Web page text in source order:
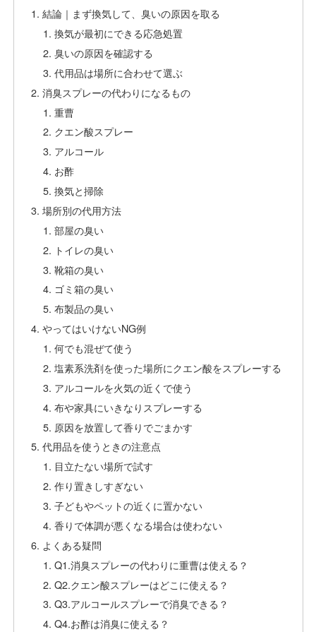
結論｜まず換気して、臭いの原因を取る
換気が最初にできる応急処置
臭いの原因を確認する
代用品は場所に合わせて選ぶ
消臭スプレーの代わりになるもの
重曹
クエン酸スプレー
アルコール
お酢
換気と掃除
場所別の代用方法
部屋の臭い
トイレの臭い
靴箱の臭い
ゴミ箱の臭い
布製品の臭い
やってはいけないNG例
何でも混ぜて使う
塩素系洗剤を使った場所にクエン酸をスプレーする
アルコールを火気の近くで使う
布や家具にいきなりスプレーする
原因を放置して香りでごまかす
代用品を使うときの注意点
目立たない場所で試す
作り置きしすぎない
子どもやペットの近くに置かない
香りで体調が悪くなる場合は使わない
よくある疑問
Q1.消臭スプレーの代わりに重曹は使える？
Q2.クエン酸スプレーはどこに使える？
Q3.アルコールスプレーで消臭できる？
Q4.お酢は消臭に使える？